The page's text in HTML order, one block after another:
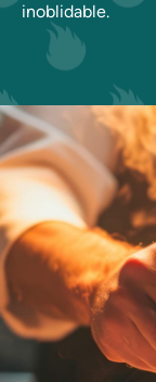
inoblidable.